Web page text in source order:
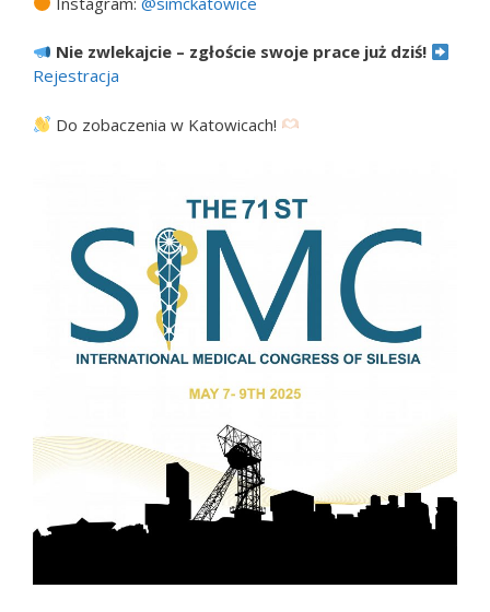
Nie zwlekajcie – zgłoście swoje prace już dziś!
Rejestracja
Do zobaczenia w Katowicach!